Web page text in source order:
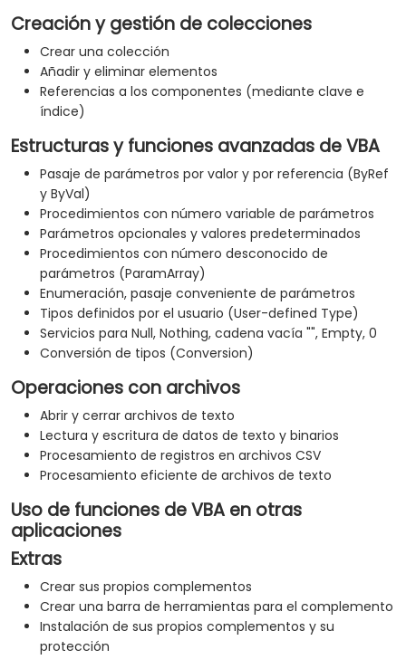
Creación y gestión de colecciones
Crear una colección
Añadir y eliminar elementos
Referencias a los componentes (mediante clave e
índice)
Estructuras y funciones avanzadas de VBA
Pasaje de parámetros por valor y por referencia (ByRef
y ByVal)
Procedimientos con número variable de parámetros
Parámetros opcionales y valores predeterminados
Procedimientos con número desconocido de
parámetros (ParamArray)
Enumeración, pasaje conveniente de parámetros
Tipos definidos por el usuario (User-defined Type)
Servicios para Null, Nothing, cadena vacía "", Empty, 0
Conversión de tipos (Conversion)
Operaciones con archivos
Abrir y cerrar archivos de texto
Lectura y escritura de datos de texto y binarios
Procesamiento de registros en archivos CSV
Procesamiento eficiente de archivos de texto
Uso de funciones de VBA en otras
aplicaciones
Extras
Crear sus propios complementos
Crear una barra de herramientas para el complemento
Instalación de sus propios complementos y su
protección